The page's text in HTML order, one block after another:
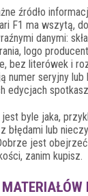
źródło
F1 ma wszytą,
danymi:
logo
bez literówek i
numer seryjny lub
edycjach
byle jaka,
błędami lub
jest
zanim kupisz.